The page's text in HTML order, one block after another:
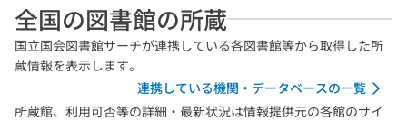
全国の図書館の所蔵
国立国会図書館サーチが連携している各図書館等から取得した所
蔵情報を表示します。
連携している機関・データベースの一覧
所蔵館、利用可否等の詳細・最新状況は情報提供元の各館のサイ